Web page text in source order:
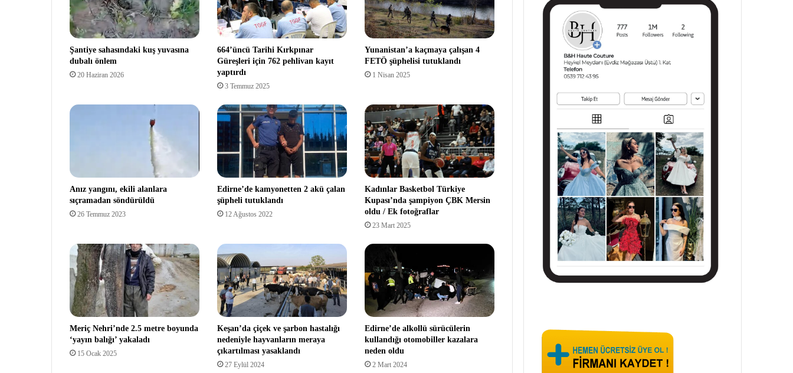
Şantiye sahasındaki kuş yuvasına
dubalı önlem
20 Haziran 2026
664’üncü Tarihi Kırkpınar
Güreşleri için 762 pehlivan kayıt
yaptırdı
3 Temmuz 2025
Yunanistan’a kaçmaya çalışan 4
FETÖ şüphelisi tutuklandı
1 Nisan 2025
Anız yangını, ekili alanlara
sıçramadan söndürüldü
26 Temmuz 2023
Edirne’de kamyonetten 2 akü çalan
şüpheli tutuklandı
12 Ağustos 2022
Kadınlar Basketbol Türkiye
Kupası’nda şampiyon ÇBK Mersin
oldu / Ek fotoğraflar
23 Mart 2025
Meriç Nehri’nde 2.5 metre boyunda
‘yayın balığı’ yakaladı
15 Ocak 2025
Keşan’da çiçek ve şarbon hastalığı
nedeniyle hayvanların meraya
çıkartılması yasaklandı
27 Eylül 2024
Edirne’de alkollü sürücülerin
kullandığı otomobiller kazalara
neden oldu
2 Mart 2024